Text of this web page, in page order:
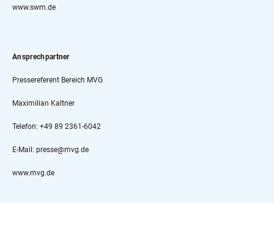
www.swm.de
Ansprechpartner
Pressereferent Bereich MVG
Maximilian Kaltner
Telefon: +49 89 2361-6042
E-Mail: presse@mvg.de
www.mvg.de